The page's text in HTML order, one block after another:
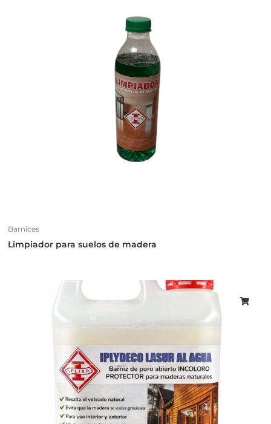
Barnices
Limpiador para suelos de madera